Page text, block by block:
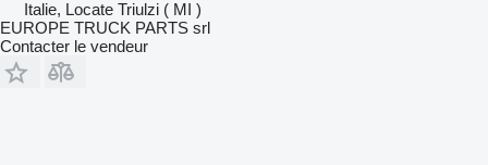
Italie, Locate Triulzi ( MI )
EUROPE TRUCK PARTS srl
Contacter le vendeur